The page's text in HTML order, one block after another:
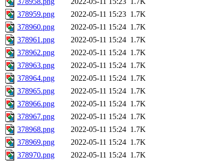
378959.png
2022-05-11 15:23 1.7K
378960.png
2022-05-11 15:24 1.7K
378961.png
2022-05-11 15:24 1.7K
378962.png
2022-05-11 15:24 1.7K
378963.png
2022-05-11 15:24 1.7K
378964.png
2022-05-11 15:24 1.7K
378965.png
2022-05-11 15:24 1.7K
378966.png
2022-05-11 15:24 1.7K
378967.png
2022-05-11 15:24 1.7K
378968.png
2022-05-11 15:24 1.7K
378969.png
2022-05-11 15:24 1.7K
378970.png
2022-05-11 15:24 1.7K